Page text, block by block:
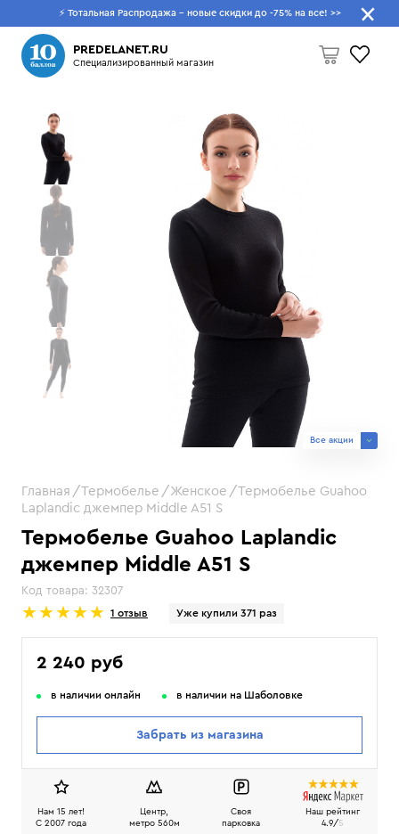
⚡ Тотальная Распродажа - новые скидки до -75% на все! >>
PREDELANET.RU
Специализированный магазин
Пусто
Что будем искать?
Термобелье Guahoo Laplandic
джемпер Middle A51 S
Код товара: 32307
1 отзыв Уже купили 371 раз
Все акции
Главная Термобелье Женское
Термобелье Guahoo
Laplandic джемпер Middle A51 S
2 240 руб
в наличии онлайн в наличии на Шаболовке
Забрать из магазина
Нам 15 лет!
C 2007 года
Центр,
метро 560м
Своя
парковка
Наш рейтинг
4.9/5